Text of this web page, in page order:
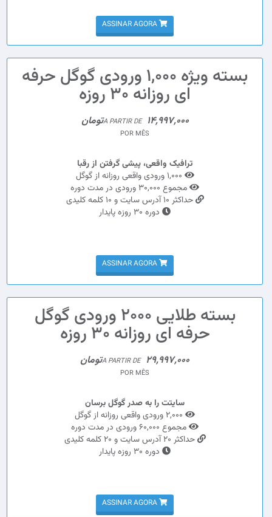
ASSINAR AGORA
بسته ویژه 1,000 ورودی گوگل حرفه
ای روزانه 30 روزه
A PARTIR DE 14,997,000تومان
POR MÊS
ترافیک واقعی، پیشی گرفتن از رقبا
مجموع 30,000 ورودی در مدت دوره
حداکثر 10 آدرس سایت و 10 کلمه کلیدی
دوره 30 روزه پایدار
ASSINAR AGORA
بسته طلایی 2000 ورودی گوگل
حرفه ای روزانه 30 روزه
A PARTIR DE 29,997,000تومان
POR MÊS
سایتت را به صدر گوگل برسان
مجموع 60,000 ورودی در مدت دوره
حداکثر 20 آدرس سایت و 20 کلمه کلیدی
دوره 30 روزه پایدار
ASSINAR AGORA